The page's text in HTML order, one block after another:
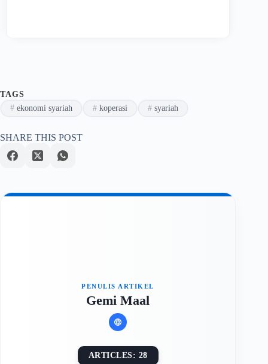
TAGS
# ekonomi syariah # koperasi # syariah
SHARE THIS POST
Gemi Maal
ARTICLES: 28